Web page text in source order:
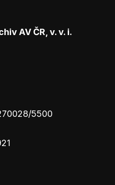
AV ČR, v. v. i.
5500